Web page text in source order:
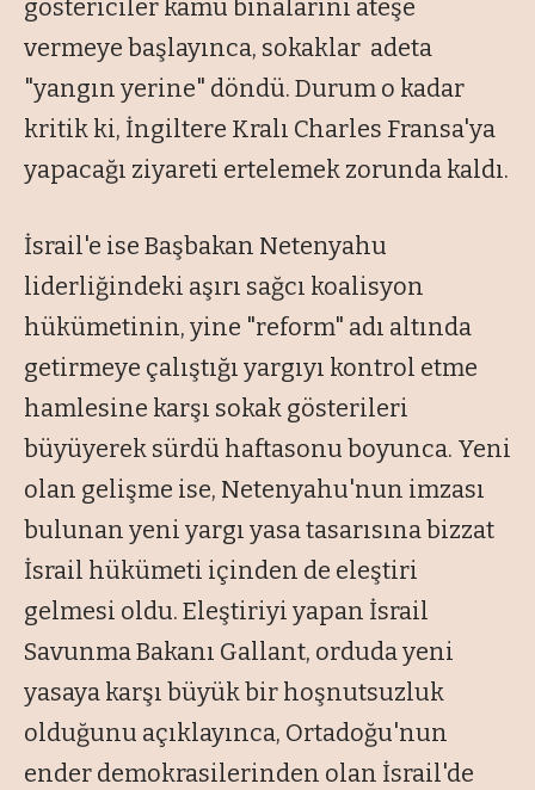
göstericiler kamu binalarını ateşe
vermeye başlayınca, sokaklar adeta
"yangın yerine" döndü. Durum o kadar
kritik ki, İngiltere Kralı Charles Fransa'ya
yapacağı ziyareti ertelemek zorunda kaldı.
İsrail'e ise Başbakan Netenyahu
liderliğindeki aşırı sağcı koalisyon
hükümetinin, yine "reform" adı altında
getirmeye çalıştığı yargıyı kontrol etme
hamlesine karşı sokak gösterileri
büyüyerek sürdü haftasonu boyunca. Yeni
olan gelişme ise, Netenyahu'nun imzası
bulunan yeni yargı yasa tasarısına bizzat
İsrail hükümeti içinden de eleştiri
gelmesi oldu. Eleştiriyi yapan İsrail
Savunma Bakanı Gallant, orduda yeni
yasaya karşı büyük bir hoşnutsuzluk
olduğunu açıklayınca, Ortadoğu'nun
ender demokrasilerinden olan İsrail'de